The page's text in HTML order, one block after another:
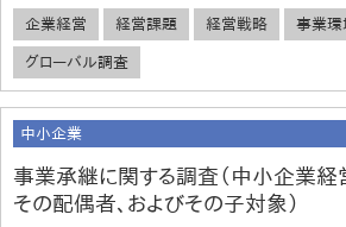
企業経営 経営課題 経営戦略 事業環
グローバル調査
中小企業
事業承継に関する調査（中小企業経
その配偶者、およびその子対象）